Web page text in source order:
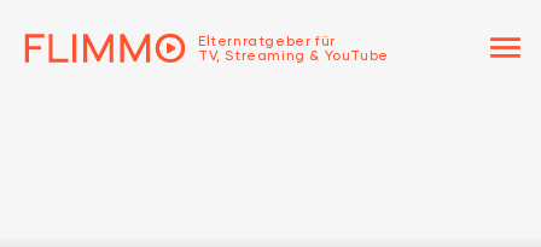
Elternratgeber für
TV, Streaming & YouTube
menu